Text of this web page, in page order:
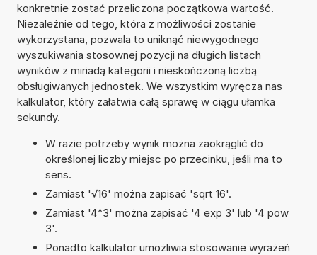
konkretnie zostać przeliczona początkowa wartość.
Niezależnie od tego, która z możliwości zostanie
wykorzystana, pozwala to uniknąć niewygodnego
wyszukiwania stosownej pozycji na długich listach
wyników z miriadą kategorii i nieskończoną liczbą
obsługiwanych jednostek. We wszystkim wyręcza nas
kalkulator, który załatwia całą sprawę w ciągu ułamka
sekundy.
W razie potrzeby wynik można zaokrąglić do
określonej liczby miejsc po przecinku, jeśli ma to
sens.
Zamiast '√16' można zapisać 'sqrt 16'.
Zamiast '4^3' można zapisać '4 exp 3' lub '4 pow
3'.
Ponadto kalkulator umożliwia stosowanie wyrażeń